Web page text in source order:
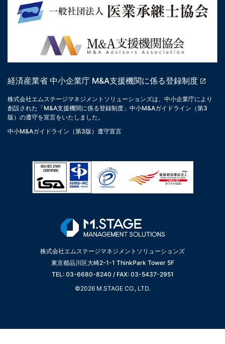
経済産業省 中小企業庁 M&A支援機関に係る登録制度
株式会社エムステージマネジメントソリューションズは、中小企業庁により
創設された「M&A支援機関に係る登録制度」中小M&Aガイドライン（第3
版）の遵守を宣言をいたしました。
中小M&Aガイドライン（第3版）遵守宣言
株式会社エムステージマネジメントソリューションズ
東京都品川区大崎2-1-1 ThinkPark Tower 5F
TEL: 03-6680-8240 / FAX: 03-5437-2951
©2026 M.STAGE CO., LTD.